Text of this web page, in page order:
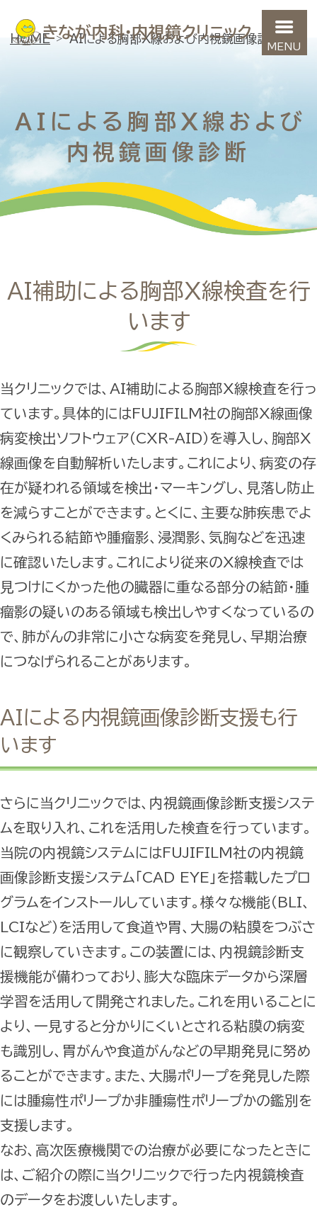
きなが内科・内視鏡クリニック
HOME AIによる胸部X線および内視鏡画像診断
AIによる胸部X線および
内視鏡画像診断
AI補助による胸部X線検査を行
います
当クリニックでは、AI補助による胸部X線検査を行っ
ています。具体的にはFUJIFILM社の胸部X線画像
病変検出ソフトウェア（CXR-AID）を導入し、胸部X
線画像を自動解析いたします。これにより、病変の存
在が疑われる領域を検出・マーキングし、見落し防止
を減らすことができます。とくに、主要な肺疾患でよ
くみられる結節や腫瘤影、浸潤影、気胸などを迅速
に確認いたします。これにより従来のX線検査では
見つけにくかった他の臓器に重なる部分の結節・腫
瘤影の疑いのある領域も検出しやすくなっているの
で、肺がんの非常に小さな病変を発見し、早期治療
につなげられることがあります。
AIによる内視鏡画像診断支援も行
います
さらに当クリニックでは、内視鏡画像診断支援システ
ムを取り入れ、これを活用した検査を行っています。
当院の内視鏡システムにはFUJIFILM社の内視鏡
画像診断支援システム「CAD EYE」を搭載したプロ
グラムをインストールしています。様々な機能（BLI、
LCIなど）を活用して食道や胃、大腸の粘膜をつぶさ
に観察していきます。この装置には、内視鏡診断支
援機能が備わっており、膨大な臨床データから深層
学習を活用して開発されました。これを用いることに
より、一見すると分かりにくいとされる粘膜の病変
も識別し、胃がんや食道がんなどの早期発見に努め
ることができます。また、大腸ポリープを発見した際
には腫瘍性ポリープか非腫瘍性ポリープかの鑑別を
支援します。
なお、高次医療機関での治療が必要になったときに
は、ご紹介の際に当クリニックで行った内視鏡検査
のデータをお渡しいたします。